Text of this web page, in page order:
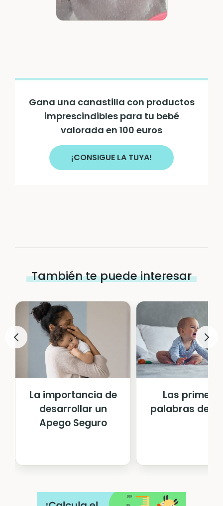
Gana una canastilla con productos
imprescindibles para tu bebé
valorada en 100 euros
¡CONSIGUE LA TUYA!
También te puede interesar
La importancia de
desarrollar un
Apego Seguro
Las
palabras del